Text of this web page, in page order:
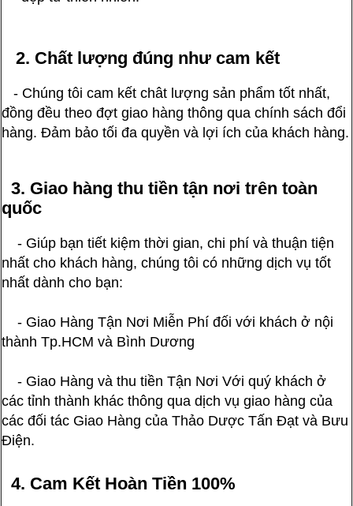
2. Chất lượng đúng như cam kết
- Chúng tôi cam kết chât lượng sản phẩm tốt nhất,
đồng đều theo đợt giao hàng thông qua chính sách đổi
hàng. Đảm bảo tối đa quyền và lợi ích của khách hàng.
3. Giao hàng thu tiền tận nơi trên toàn
quốc
- Giúp bạn tiết kiệm thời gian, chi phí và thuận tiện
nhất cho khách hàng, chúng tôi có những dịch vụ tốt
nhất dành cho bạn:
- Giao Hàng Tận Nơi Miễn Phí đối với khách ở nội
thành Tp.HCM và Bình Dương
- Giao Hàng và thu tiền Tận Nơi Với quý khách ở
các tỉnh thành khác thông qua dịch vụ giao hàng của
các đối tác Giao Hàng của Thảo Dược Tấn Đạt và Bưu
Điện.
4. Cam Kết Hoàn Tiền 100%